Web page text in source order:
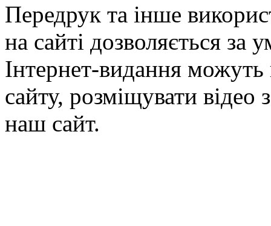
Передрук та інше
на сайті дозволяється
Інтернет-видання можуть
сайту, розміщувати відео
наш сайт.